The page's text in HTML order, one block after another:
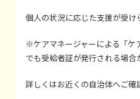
個人の状況に応じた支援が受け
※ケアマネージャーによる「ケ
でも受給者証が発行される場合
詳しくはお近くの自治体へご確